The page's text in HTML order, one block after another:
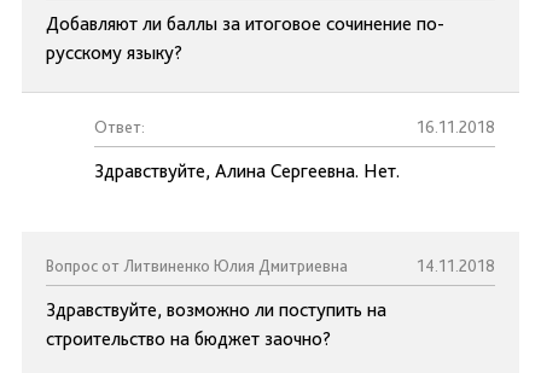
Добавляют ли баллы за итоговое сочинение по-
русскому языку?
Ответ: 16.11.2018
Здравствуйте, Алина Сергеевна. Нет.
Вопрос от Литвиненко Юлия Дмитриевна 14.11.2018
Здравствуйте, возможно ли поступить на
строительство на бюджет заочно?